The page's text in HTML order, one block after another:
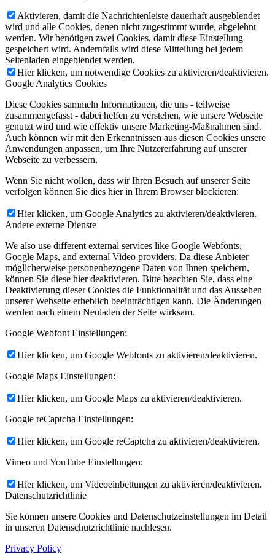
Aktivieren, damit die Nachrichtenleiste dauerhaft ausgeblendet
wird und alle Cookies, denen nicht zugestimmt wurde, abgelehnt
werden. Wir benötigen zwei Cookies, damit diese Einstellung
gespeichert wird. Andernfalls wird diese Mitteilung bei jedem
Seitenladen eingeblendet werden.
Hier klicken, um notwendige Cookies zu aktivieren/deaktivieren.
Google Analytics Cookies
Diese Cookies sammeln Informationen, die uns - teilweise
zusammengefasst - dabei helfen zu verstehen, wie unsere Webseite
genutzt wird und wie effektiv unsere Marketing-Maßnahmen sind.
Auch können wir mit den Erkenntnissen aus diesen Cookies unsere
Anwendungen anpassen, um Ihre Nutzererfahrung auf unserer
Webseite zu verbessern.
Wenn Sie nicht wollen, dass wir Ihren Besuch auf unserer Seite
verfolgen können Sie dies hier in Ihrem Browser blockieren:
Hier klicken, um Google Analytics zu aktivieren/deaktivieren.
Andere externe Dienste
We also use different external services like Google Webfonts,
Google Maps, and external Video providers. Da diese Anbieter
möglicherweise personenbezogene Daten von Ihnen speichern,
können Sie diese hier deaktivieren. Bitte beachten Sie, dass eine
Deaktivierung dieser Cookies die Funktionalität und das Aussehen
unserer Webseite erheblich beeinträchtigen kann. Die Änderungen
werden nach einem Neuladen der Seite wirksam.
Google Webfont Einstellungen:
Hier klicken, um Google Webfonts zu aktivieren/deaktivieren.
Google Maps Einstellungen:
Hier klicken, um Google Maps zu aktivieren/deaktivieren.
Google reCaptcha Einstellungen:
Hier klicken, um Google reCaptcha zu aktivieren/deaktivieren.
Vimeo und YouTube Einstellungen:
Hier klicken, um Videoeinbettungen zu aktivieren/deaktivieren.
Datenschutzrichtlinie
Sie können unsere Cookies und Datenschutzeinstellungen im Detail
in unseren Datenschutzrichtlinie nachlesen.
Privacy Policy